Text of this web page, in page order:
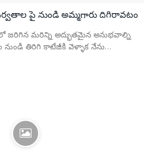
పై నుండి అమ్మగారు దిగిరావటం
మరిన్ని అద్భుతమైన అనుభవాల్ని
నుండి తిరిగి కాటేజీకి వెళ్ళాక నేను…